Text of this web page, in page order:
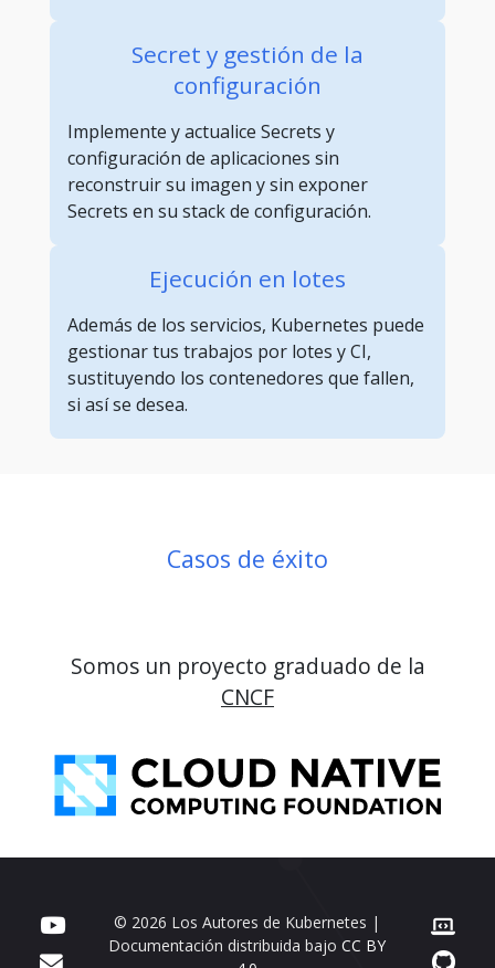
Secret y gestión de la
configuración
Implemente y actualice Secrets y
configuración de aplicaciones sin
reconstruir su imagen y sin exponer
Secrets en su stack de configuración.
Ejecución en lotes
Además de los servicios, Kubernetes puede
gestionar tus trabajos por lotes y CI,
sustituyendo los contenedores que fallen,
si así se desea.
Casos de éxito
Somos un proyecto graduado de la
CNCF
© 2026 Los Autores de Kubernetes |
Documentación distribuida bajoCC BY